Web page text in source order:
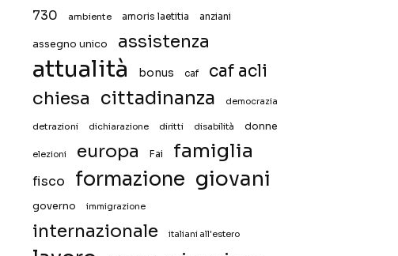
730 ambiente amoris laetitia anziani
assegno unico assistenza
attualità bonus caf caf acli
chiesa cittadinanza democrazia
detrazioni dichiarazione diritti disabilità donne
elezioni europa Fai famiglia
fisco formazione giovani
governo immigrazione
internazionale italiani all'estero